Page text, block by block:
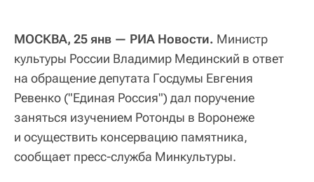
МОСКВА, 25 янв — РИА Новости. Министр
культуры России Владимир Мединский в ответ
на обращение депутата Госдумы Евгения
Ревенко ("Единая Россия") дал поручение
заняться изучением Ротонды в Воронеже
и осуществить консервацию памятника,
сообщает пресс-служба Минкультуры.